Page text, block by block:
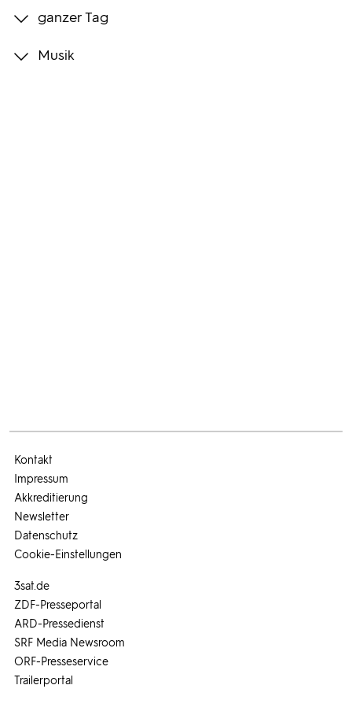
ganzer Tag
Musik
3sat.de
ZDF-Presseportal
ARD-Pressedienst
SRF Media Newsroom
ORF-Presseservice
Trailerportal
Kontakt
Impressum
Akkreditierung
Newsletter
Datenschutz
Cookie-Einstellungen